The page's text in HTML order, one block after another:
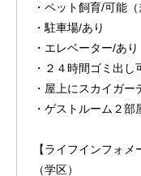
・ペット飼育/可能
・駐車場/あり
・エレベーター/あり
・２４時間ゴミ出し
・屋上にスカイガー
・ゲストルーム２部
【ライフインフォメ
（学区）